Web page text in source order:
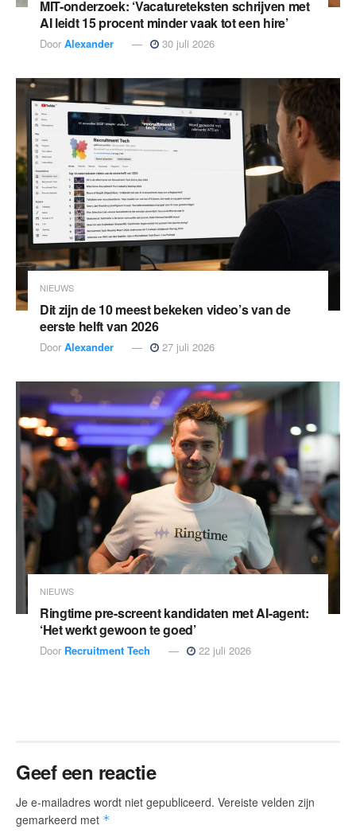
MIT-onderzoek: ‘Vacatureteksten schrijven met
AI leidt 15 procent minder vaak tot een hire’
Door Alexander 30 juli 2026
NIEUWS
Dit zijn de 10 meest bekeken video’s van de
eerste helft van 2026
Door Alexander 27 juli 2026
NIEUWS
Ringtime pre-screent kandidaten met AI-agent:
‘Het werkt gewoon te goed’
Door Recruitment Tech 22 juli 2026
Geef een reactie
Je e-mailadres wordt niet gepubliceerd. Vereiste velden zijn
gemarkeerd met *